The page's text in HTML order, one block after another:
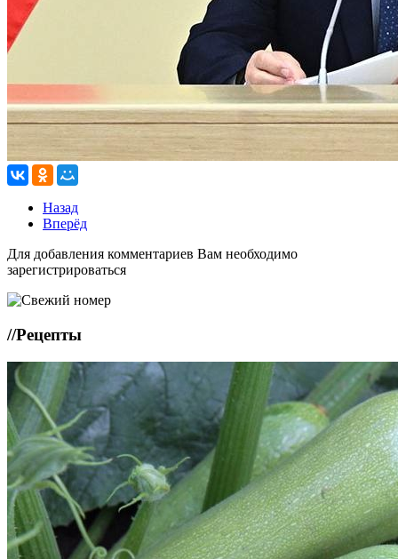
Назад
Вперёд
Для добавления комментариев Вам необходимо
зарегистрироваться
//Рецепты